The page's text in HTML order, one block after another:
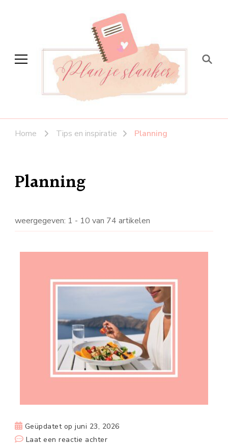
Plan je slanker
Home Tips en inspiratie Planning
Planning
weergegeven: 1 - 10 van 74 artikelen
Geüpdatet opjuni 23, 2026
Laat een reactie achterop